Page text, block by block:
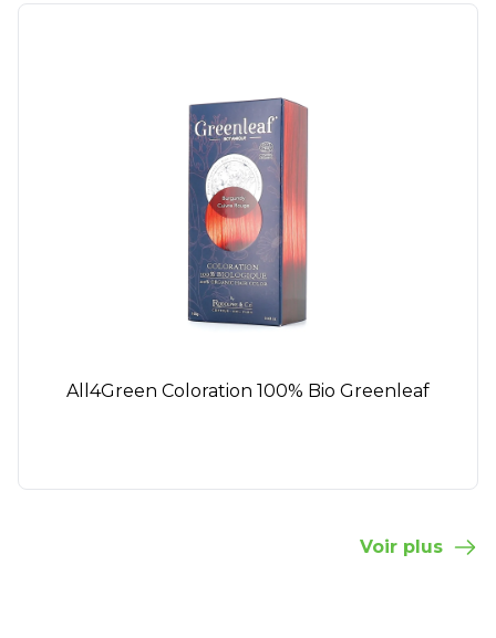
All4Green Coloration 100% Bio Greenleaf
Voir plus